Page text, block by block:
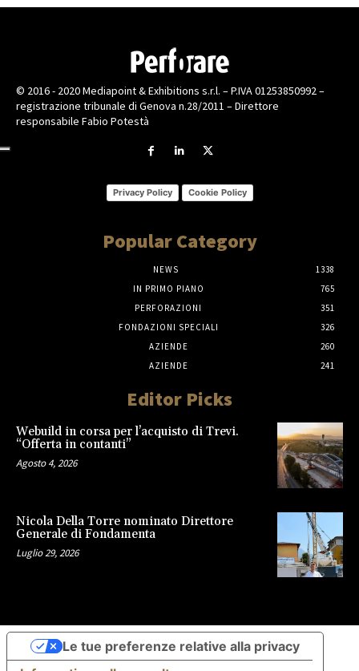
© 2016 - 2020 Mediapoint & Exhibitions s.r.l. – P.IVA 01253850992 –
registrazione tribunale di Genova n.28/2011 – Direttore
responsabile Fabio Potestà
Privacy Policy Cookie Policy
Popular Category
NEWS
1338
IN PRIMO PIANO
765
PERFORAZIONI
351
FONDAZIONI SPECIALI
326
AZIENDE
260
AZIENDE
241
Editor Picks
Webuild in corsa per l’acquisto di Trevi.
“Offerta in contanti”
Agosto 4, 2026
Nicola Della Torre nominato Direttore
Generale di Fondamenta
Luglio 29, 2026
Le tue preferenze relative alla privacy